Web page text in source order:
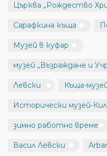
Църква „Рождество
Сарафкина къща
Музей в куфар
музей „Възраждане и
Левски Къща-
Исторически музей-
зимно работно време
Васил Левски